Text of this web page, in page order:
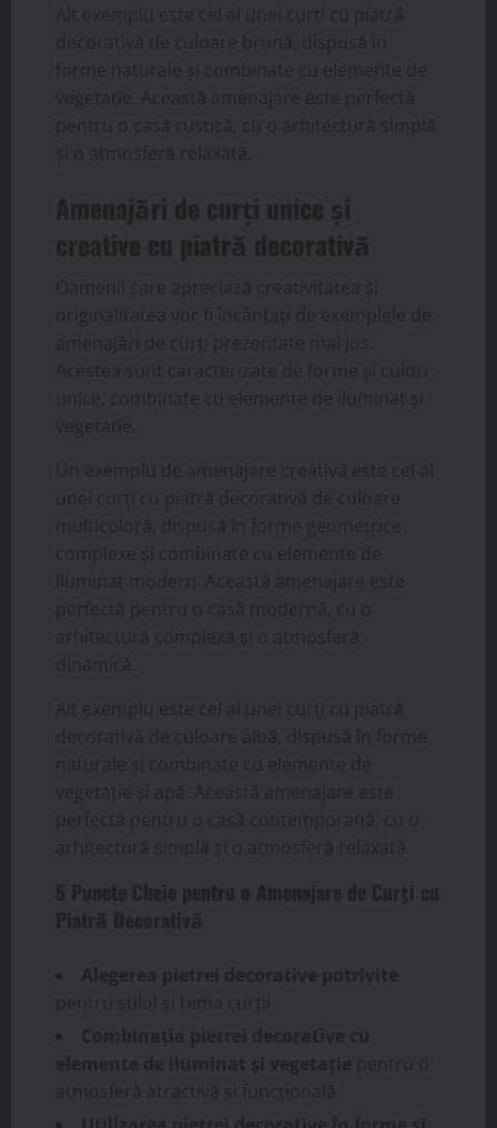
Alt exemplu este cel al unei curți cu piatră
decorativă de culoare brună, dispusă în
forme naturale și combinate cu elemente de
vegetație. Această amenajare este perfectă
pentru o casă rustică, cu o arhitectură simplă
și o atmosferă relaxată.
Amenajări de curți unice și
creative cu piatră decorativă
Oamenii care apreciază creativitatea și
originalitatea vor fi încântați de exemplele de
amenajări de curți prezentate mai jos.
Acestea sunt caracterizate de forme și culori
unice, combinate cu elemente de iluminat și
vegetație.
Un exemplu de amenajare creativă este cel al
unei curți cu piatră decorativă de culoare
multicoloră, dispusă în forme geometrice
complexe și combinate cu elemente de
iluminat modern. Această amenajare este
perfectă pentru o casă modernă, cu o
arhitectură complexă și o atmosferă
dinamică.
Alt exemplu este cel al unei curți cu piatră
decorativă de culoare albă, dispusă în forme
naturale și combinate cu elemente de
vegetație și apă. Această amenajare este
perfectă pentru o casă contemporană, cu o
arhitectură simplă și o atmosferă relaxată.
5 Puncte Cheie pentru o Amenajare de Curți cu
Piatră Decorativă
Alegerea pietrei decorative potrivite
pentru stilul și tema curții
Combinația pietrei decorative cu
elemente de iluminat și vegetație pentru o
atmosferă atractivă și funcțională